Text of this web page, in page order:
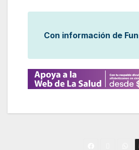
Con información de